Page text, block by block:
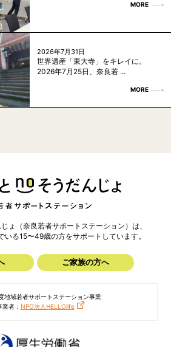
MORE
2026年7月31日
世界遺産「東大寺」をキレイに。
2026年7月25日、奈良若 ...
MORE
ょ（奈良若者サポートステーション）は、
いる15〜49歳の方をサポートしています。
ご家族の方へ
地域若者サポートステーション事業
者： NPO法人HELLOlife